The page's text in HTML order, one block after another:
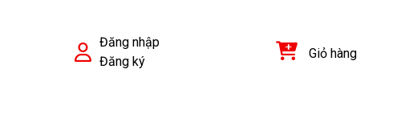
Đăng nhập
Đăng ký
Giỏ hàng